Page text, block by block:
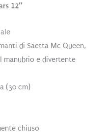
12″
di Saetta Mc Queen,
manubrio e divertente
(30 cm)
chiuso